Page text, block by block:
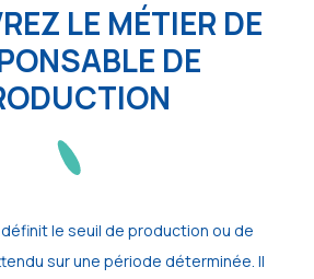
LE MÉTIER DE
DE
le seuil de production ou de
sur une période déterminée. Il